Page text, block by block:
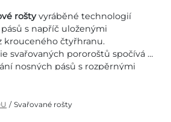
roštyvyráběné technologií
s napříč uloženými
krouceného čtyřhranu.
svařovaných pororoštů spočívá v
nosných pásů s rozpěrnými
všech bodech jejich vzájemného
a odolná vůči deformacím.
/ Svařované rošty